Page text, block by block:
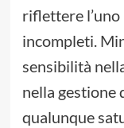
riflettere
incompleti.
sensibilità
nella gestione
qualunque